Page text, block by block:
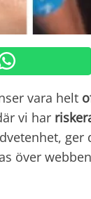
vara helt
vi har
ger
över